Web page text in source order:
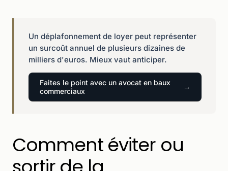
Un déplafonnement de loyer peut représenter
un surcoût annuel de plusieurs dizaines de
milliers d'euros. Mieux vaut anticiper.
Faites le point avec un avocat en baux
commerciaux
Comment éviter ou